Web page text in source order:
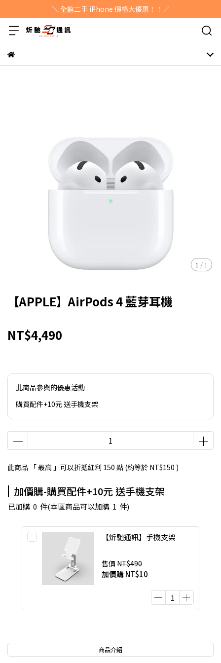
＼ 全館二手 iPhone 價格大優惠！！／
1 / 1
【APPLE】AirPods 4 藍芽耳機
NT$4,490
此商品參與的優惠活動
購買配件+10元 送手機支架
此商品 「 最高 」可以折抵紅利 150 點 (約等於 NT$150 )
加價購-購買配件+10元 送手機支架
已加購 0 件(本區商品可以加購 1 件)
【炘馳通訊】手機支架
售價 NT$490
加價購NT$10
商品介紹